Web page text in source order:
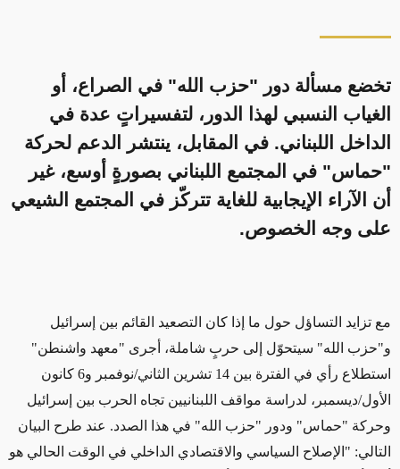
تخضع مسألة دور "حزب الله" في الصراع، أو
الغياب النسبي لهذا الدور، لتفسيراتٍ عدة في
الداخل اللبناني. في المقابل، ينتشر الدعم لحركة
"حماس" في المجتمع اللبناني بصورةٍ أوسع، غير
أن الآراء الإيجابية للغاية تتركّز في المجتمع الشيعي
على وجه الخصوص.
مع تزايد التساؤل حول ما إذا كان التصعيد القائم بين إسرائيل
و"حزب الله" سيتحوّل إلى حربٍ شاملة، أجرى "معهد واشنطن"
استطلاع رأي في الفترة بين 14 تشرين الثاني/نوفمبر و6 كانون
الأول/ديسمبر، لدراسة مواقف اللبنانيين تجاه الحرب بين إسرائيل
وحركة "حماس" ودور "حزب الله" في هذا الصدد. عند طرح البيان
التالي: "الإصلاح السياسي والاقتصادي الداخلي في الوقت الحالي هو